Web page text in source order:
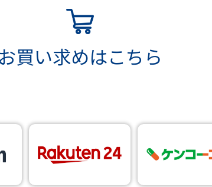
お買い求めはこちら